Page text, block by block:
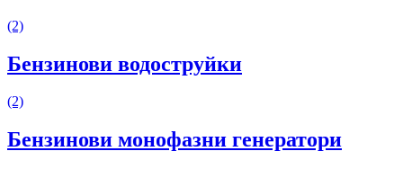
(2)
Бензинови водоструйки
(2)
Бензинови монофазни генератори